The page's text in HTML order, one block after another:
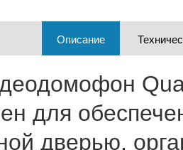
Описание
для
дверью,